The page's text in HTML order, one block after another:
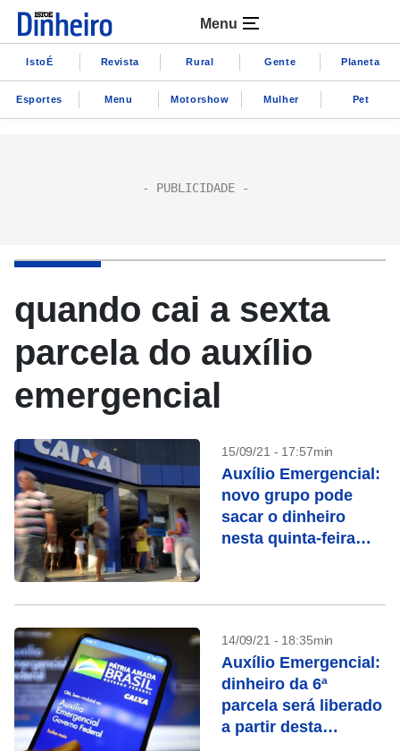
Menu
IstoÉ Revista Rural Gente Planeta
Esportes Menu Motorshow Mulher Pet
quando cai a sexta
parcela do auxílio
emergencial
15/09/21 - 17:57min
Auxílio Emergencial:
novo grupo pode
sacar o dinheiro
nesta quinta-feira
14/09/21 - 18:35min
Auxílio Emergencial:
dinheiro da 6ª
parcela será liberado
a partir desta